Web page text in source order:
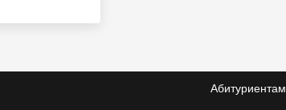
Абитуриентам